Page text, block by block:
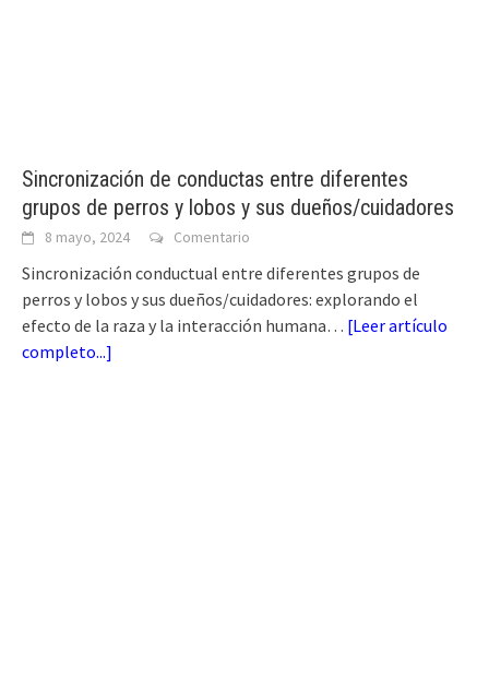
Sincronización de conductas entre diferentes
grupos de perros y lobos y sus dueños/cuidadores
8 mayo, 2024 Comentario
Sincronización conductual entre diferentes grupos de
perros y lobos y sus dueños/cuidadores: explorando el
efecto de la raza y la interacción humana… [Leer artículo
completo...]